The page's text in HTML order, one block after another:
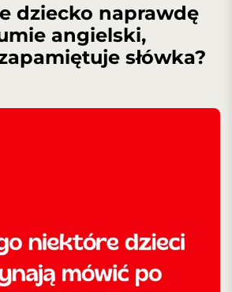
dziecko naprawdę
angielski,
słówka?